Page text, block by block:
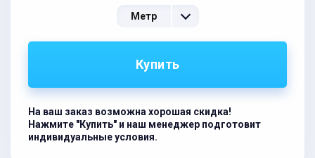
Метр
Купить
На ваш заказ возможна хорошая скидка!
Нажмите "Купить" и наш менеджер подготовит
индивидуальные условия.